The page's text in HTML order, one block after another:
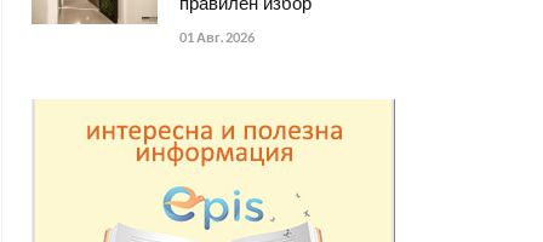
01 Авг. 2026